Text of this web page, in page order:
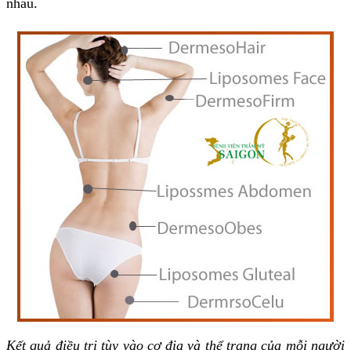
Kết quả điều trị tùy vào cơ địa và thể trạng của mỗi người